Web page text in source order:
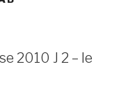
2010 J 2 – le